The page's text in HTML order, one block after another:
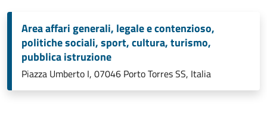
Area affari generali, legale e contenzioso,
politiche sociali, sport, cultura, turismo,
pubblica istruzione
Piazza Umberto I, 07046 Porto Torres SS, Italia